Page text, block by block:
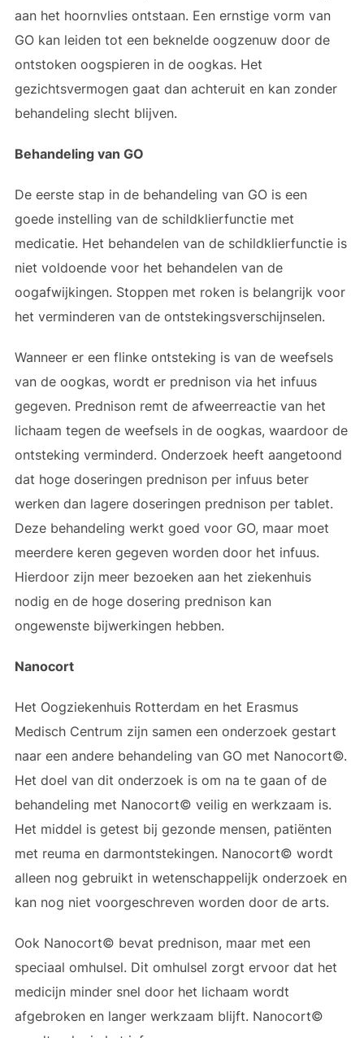
aan het hoornvlies ontstaan. Een ernstige vorm van
GO kan leiden tot een beknelde oogzenuw door de
ontstoken oogspieren in de oogkas. Het
gezichtsvermogen gaat dan achteruit en kan zonder
behandeling slecht blijven.
Behandeling van GO
De eerste stap in de behandeling van GO is een
goede instelling van de schildklierfunctie met
medicatie. Het behandelen van de schildklierfunctie is
niet voldoende voor het behandelen van de
oogafwijkingen. Stoppen met roken is belangrijk voor
het verminderen van de ontstekingsverschijnselen.
Wanneer er een flinke ontsteking is van de weefsels
van de oogkas, wordt er prednison via het infuus
gegeven. Prednison remt de afweerreactie van het
lichaam tegen de weefsels in de oogkas, waardoor de
ontsteking verminderd. Onderzoek heeft aangetoond
dat hoge doseringen prednison per infuus beter
werken dan lagere doseringen prednison per tablet.
Deze behandeling werkt goed voor GO, maar moet
meerdere keren gegeven worden door het infuus.
Hierdoor zijn meer bezoeken aan het ziekenhuis
nodig en de hoge dosering prednison kan
ongewenste bijwerkingen hebben.
Nanocort
Het Oogziekenhuis Rotterdam en het Erasmus
Medisch Centrum zijn samen een onderzoek gestart
naar een andere behandeling van GO met Nanocort©.
Het doel van dit onderzoek is om na te gaan of de
behandeling met Nanocort© veilig en werkzaam is.
Het middel is getest bij gezonde mensen, patiënten
met reuma en darmontstekingen. Nanocort© wordt
alleen nog gebruikt in wetenschappelijk onderzoek en
kan nog niet voorgeschreven worden door de arts.
Ook Nanocort© bevat prednison, maar met een
speciaal omhulsel. Dit omhulsel zorgt ervoor dat het
medicijn minder snel door het lichaam wordt
afgebroken en langer werkzaam blijft. Nanocort©